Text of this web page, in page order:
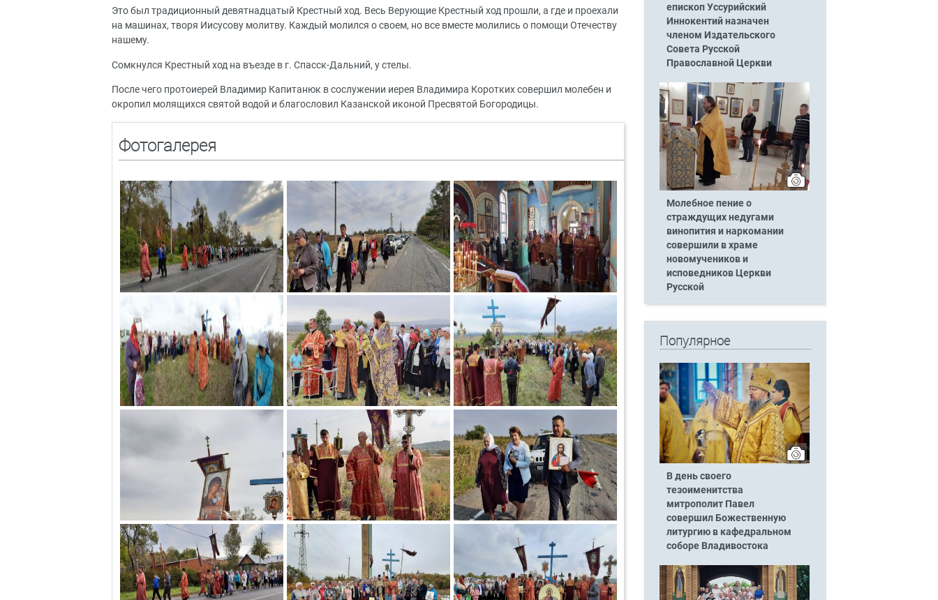
Это был традиционный девятнадцатый Крестный ход. Весь Верующие Крестный ход прошли, а где и проехали
на машинах, творя Иисусову молитву. Каждый молился о своем, но все вместе молились о помощи Отечеству
нашему.
Сомкнулся Крестный ход на въезде в г. Спасск-Дальний, у стелы.
После чего протоиерей Владимир Капитанюк в сослужении иерея Владимира Коротких совершил молебен и
окропил молящихся святой водой и благословил Казанской иконой Пресвятой Богородицы.
Фотогалерея
епископ Уссурийский
Иннокентий назначен
членом Издательского
Совета Русской
Православной Церкви
Молебное пение о
страждущих недугами
винопития и наркомании
совершили в храме
новомучеников и
исповедников Церкви
Русской
Популярное
В день своего
тезоименитства
митрополит Павел
совершил Божественную
литургию в кафедральном
соборе Владивостока